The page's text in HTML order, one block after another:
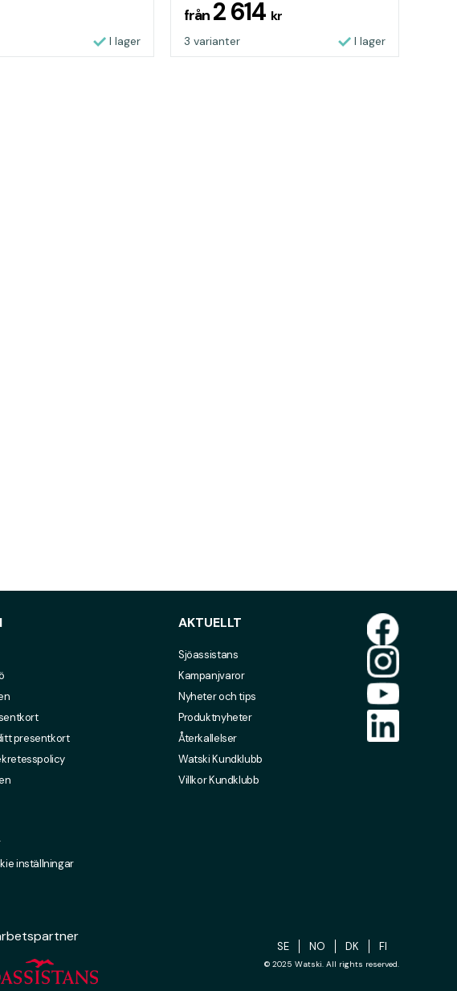
I lager
från 2 614 kr
3 varianter I lager
presentkort
inställningar
AKTUELLT
Sjöassistans
Kampanjvaror
Nyheter och tips
Produktnyheter
Återkallelser
Watski Kundklubb
Villkor Kundklubb
SE NO DK FI
© 2025 Watski. All rights reserved.